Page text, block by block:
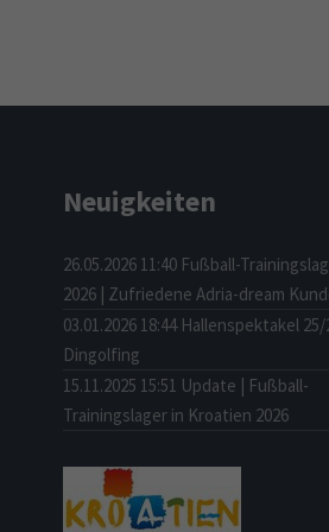
Neuigkeiten
26.05.2026 11:40 Fußball-
2026 | Zufriedene Adria-dream
03.01.2026 18:44 Hallenspektakel 25/
Dingolfing
15.11.2025 15:51 Update | Fußball-
Trainingslager in Kroatien 2026